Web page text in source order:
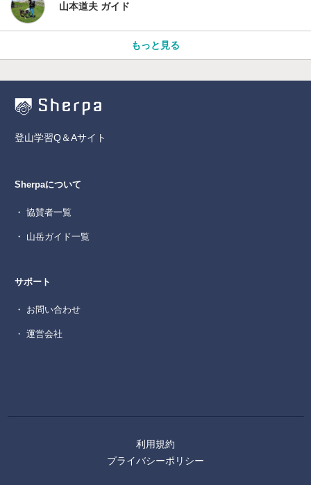
山本道夫 ガイド
もっと見る
登山学習Q＆Aサイト
Sherpaについて
・ 協賛者一覧
・ 山岳ガイド一覧
サポート
・ お問い合わせ
・ 運営会社
利用規約
プライバシーポリシー